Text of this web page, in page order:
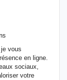
vous
en ligne.
sociaux,
votre